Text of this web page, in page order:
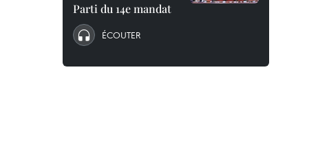
Parti du 14e mandat
ÉCOUTER